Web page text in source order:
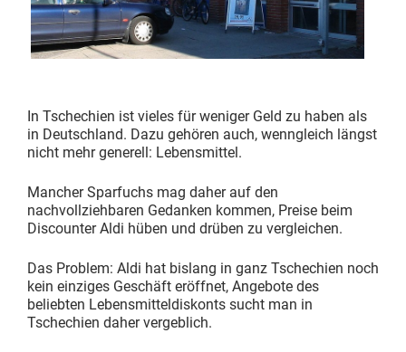
In Tschechien ist vieles für weniger Geld zu haben als
in Deutschland. Dazu gehören auch, wenngleich längst
nicht mehr generell: Lebensmittel.
Mancher Sparfuchs mag daher auf den
nachvollziehbaren Gedanken kommen, Preise beim
Discounter Aldi hüben und drüben zu vergleichen.
Das Problem: Aldi hat bislang in ganz Tschechien noch
kein einziges Geschäft eröffnet, Angebote des
beliebten Lebensmitteldiskonts sucht man in
Tschechien daher vergeblich.